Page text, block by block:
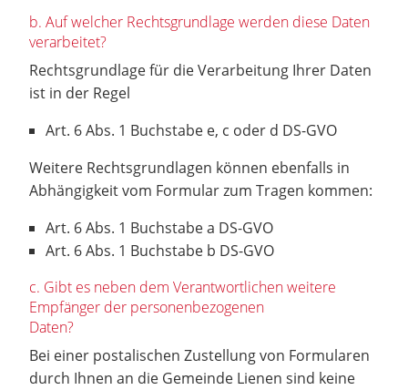
b. Auf welcher Rechtsgrundlage werden diese Daten
verarbeitet?
Rechtsgrundlage für die Verarbeitung Ihrer Daten
ist in der Regel
Art. 6 Abs. 1 Buchstabe e, c oder d DS-GVO
Weitere Rechtsgrundlagen können ebenfalls in
Abhängigkeit vom Formular zum Tragen kommen:
Art. 6 Abs. 1 Buchstabe a DS-GVO
Art. 6 Abs. 1 Buchstabe b DS-GVO
c. Gibt es neben dem Verantwortlichen weitere
Empfänger der personenbezogenen
Daten?
Bei einer postalischen Zustellung von Formularen
durch Ihnen an die Gemeinde Lienen sind keine